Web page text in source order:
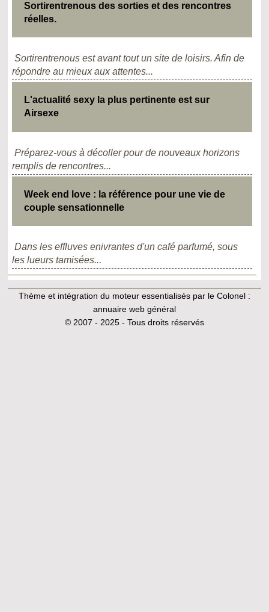
Sortirentrenous des sorties et des rencontres
réelles.
Sortirentrenous est avant tout un site de loisirs. Afin de
répondre au mieux aux attentes...
L'actualité sexy la plus pertinente est sur
Airsexe
Préparez-vous à décoller pour de nouveaux horizons
remplis de rencontres...
Week end love : la référence pour une vie de
couple sensationnelle
Dans les effluves enivrantes d'un café parfumé, sous
les lueurs tamisées...
Thème et intégration du moteur essentialisés par le Colonel :
annuaire web général
© 2007 - 2025 - Tous droits réservés